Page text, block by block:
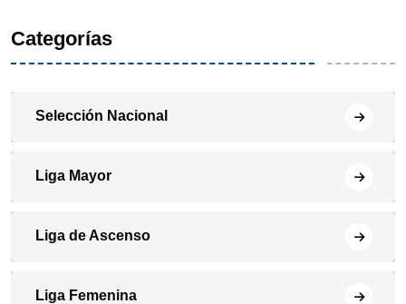
Categorías
Selección Nacional
Liga Mayor
Liga de Ascenso
Liga Femenina